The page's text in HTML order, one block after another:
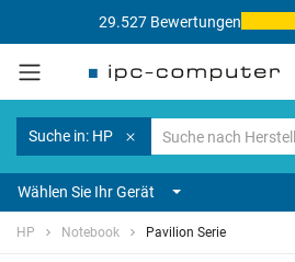
29.527 Bewertungen
Suche in: HP
Wählen Sie Ihr Gerät
HP Notebook Pavilion Serie